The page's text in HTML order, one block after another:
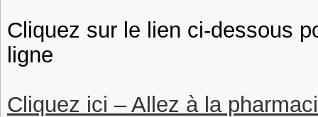
Cliquez sur le lien ci-dessous
ligne
Cliquez ici – Allez à la